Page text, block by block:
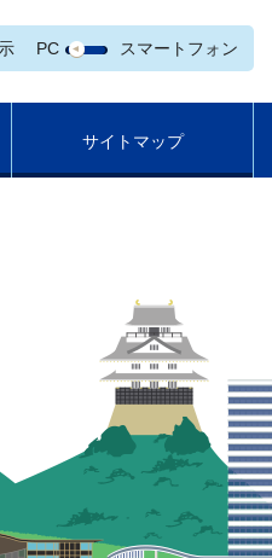
PC スマートフォン
サイトマップ